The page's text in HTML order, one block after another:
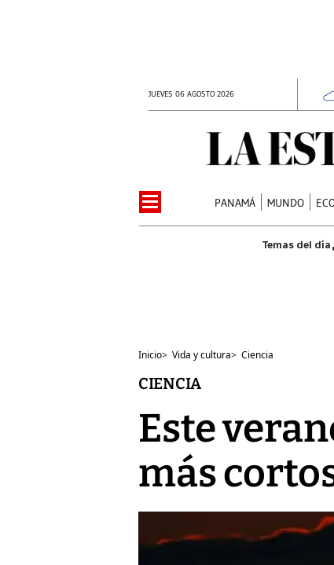
JUEVES 06 AGOSTO 2026
PANAMÁ MUNDO
Inicio> Vida y cultura> Ciencia
CIENCIA
Este
más